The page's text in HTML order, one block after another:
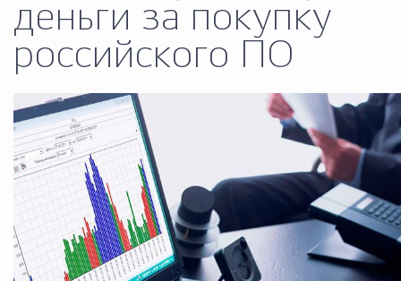
Новости Обращения граждан
Противодействие
Городская среда Социальная
деньги за покупку
российского ПО